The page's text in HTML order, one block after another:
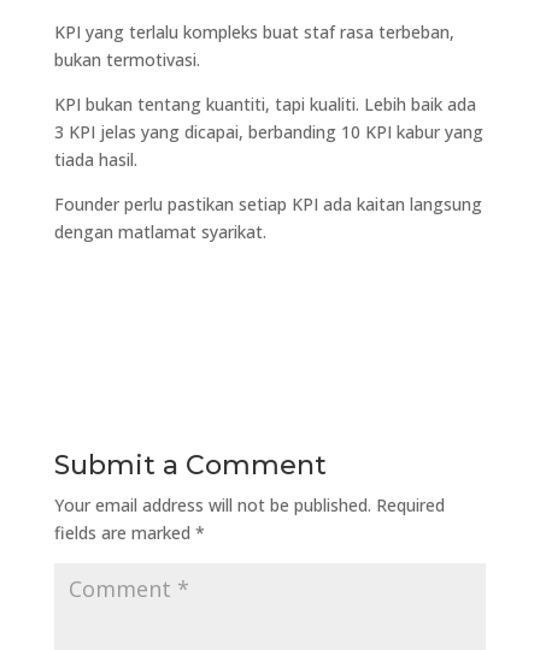
KPI yang terlalu kompleks buat staf rasa terbeban,
bukan termotivasi.
KPI bukan tentang kuantiti, tapi kualiti. Lebih baik ada
3 KPI jelas yang dicapai, berbanding 10 KPI kabur yang
tiada hasil.
Founder perlu pastikan setiap KPI ada kaitan langsung
dengan matlamat syarikat.
Submit a Comment
Your email address will not be published. Required
fields are marked *